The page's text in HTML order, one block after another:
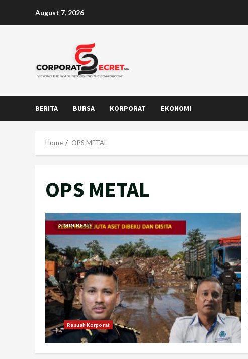
August 7, 2026
BERITA BURSA KORPORAT EKONOMI
Home OPS METAL
OPS METAL
2 MIN READ
Rasuah Korporat